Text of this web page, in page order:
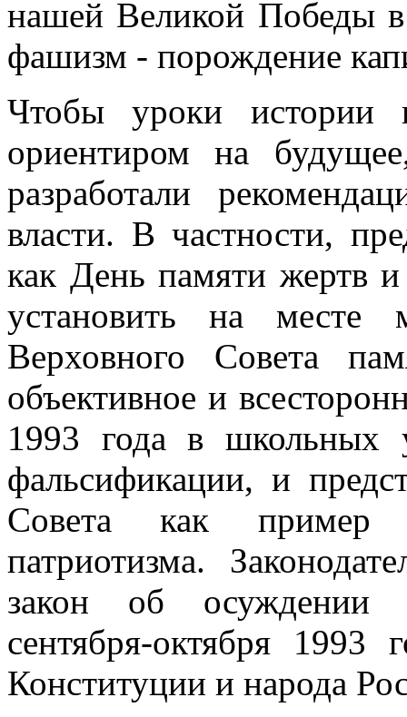
нашей Великой Победы в
фашизм - порождение
Чтобы уроки
ориентиром на
разработали
власти. В частности,
как День памяти жертв и
установить на месте
Верховного Совета
объективное и
1993 года в школьных
фальсификации, и
Совета как пример
патриотизма.
закон об осуждении
сентября-октября 1993
Конституции и народа